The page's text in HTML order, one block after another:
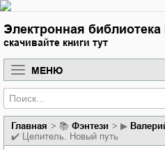
Электронная
скачивайте книги тут
МЕНЮ
Главная 📚 фэнтези ▶
✔️ Целитель. Новый путь